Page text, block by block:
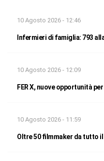
10 Agosto 2026 - 12:46
Infermieri di famiglia: 793
10 Agosto 2026 - 12:09
FER X, nuove opportunità
10 Agosto 2026 - 11:59
Oltre 50 filmmaker da tutto il